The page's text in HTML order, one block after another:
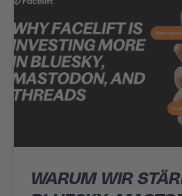
WARUM WIR